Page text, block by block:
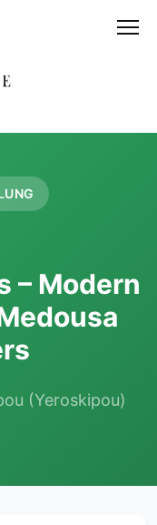
– Modern
(Yeroskipou)